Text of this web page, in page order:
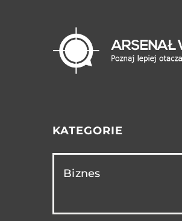
KATEGORIE
Biznes